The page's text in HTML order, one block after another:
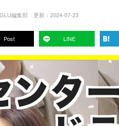
編集部 更新： 2024-07-23
Post LINE